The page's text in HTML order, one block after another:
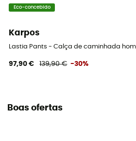
Eco-concebido
Karpos
Lastia Pants - Calça de caminhada
97,90 € 139,90 € -30%
Boas ofertas